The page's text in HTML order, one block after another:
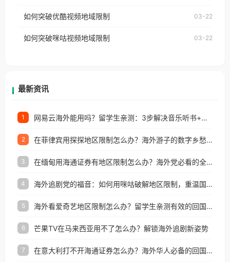
权限制所困扰。
制问题，且仅能在中国大陆地区播放。 遇到这个问题
户收听网易云音乐地区版权限制」的问题，无论人在
如何突破优酷视频地域限制 03-22
如何突破咪咕视频地域限制 03-22
最新资讯
1 网易云海外能用吗？留学生亲测：3步解决音乐听书+银行视频地区限制
2 在菲律宾用探探地区限制怎么办？海外游子的数字乡愁与破局之道
3 在缅甸用海通证券有地区限制怎么办？海外党必看的全场景回国加速指南
4 海外追剧党的福音：如何用咪咕破解地区限制，重温国内精彩
5 海外看爱奇艺地区限制怎么办？留学生亲测有效的回国加速器选择指南
6 芒果TV在马来西亚用不了怎么办？解锁海外追剧新姿势
7 在意大利打不开海通证券怎么办？海外华人必备的回国加速指南（附2026世界杯观赛秘籍）